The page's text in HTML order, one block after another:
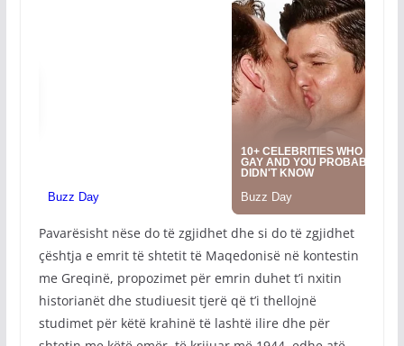
Pavarësisht nëse do të zgjidhet dhe si do të zgjidhet
çështja e emrit të shtetit të Maqedonisë në kontestin
me Greqinë, propozimet për emrin duhet t’i nxitin
historianët dhe studiuesit tjerë që t’i thellojnë
studimet për këtë krahinë të lashtë ilire dhe për